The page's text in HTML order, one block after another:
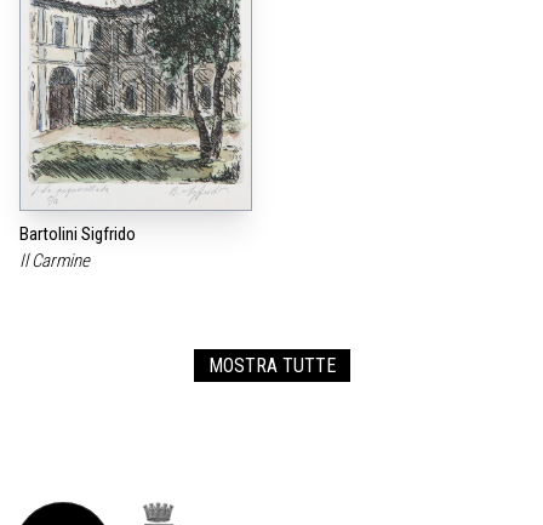
Bartolini Sigfrido
Il Carmine
MOSTRA TUTTE